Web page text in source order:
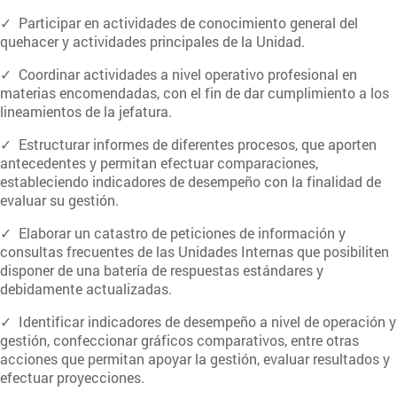
✓ Participar en actividades de conocimiento general del
quehacer y actividades principales de la Unidad.
✓ Coordinar actividades a nivel operativo profesional en
materias encomendadas, con el fin de dar cumplimiento a los
lineamientos de la jefatura.
✓ Estructurar informes de diferentes procesos, que aporten
antecedentes y permitan efectuar comparaciones,
estableciendo indicadores de desempeño con la finalidad de
evaluar su gestión.
✓ Elaborar un catastro de peticiones de información y
consultas frecuentes de las Unidades Internas que posibiliten
disponer de una batería de respuestas estándares y
debidamente actualizadas.
✓ Identificar indicadores de desempeño a nivel de operación y
gestión, confeccionar gráficos comparativos, entre otras
acciones que permitan apoyar la gestión, evaluar resultados y
efectuar proyecciones.